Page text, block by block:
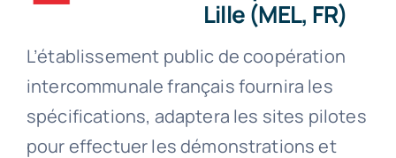
Lille (MEL, FR)
L’établissement public de coopération
intercommunale français fournira les
spécifications, adaptera les sites pilotes
pour effectuer les démonstrations et